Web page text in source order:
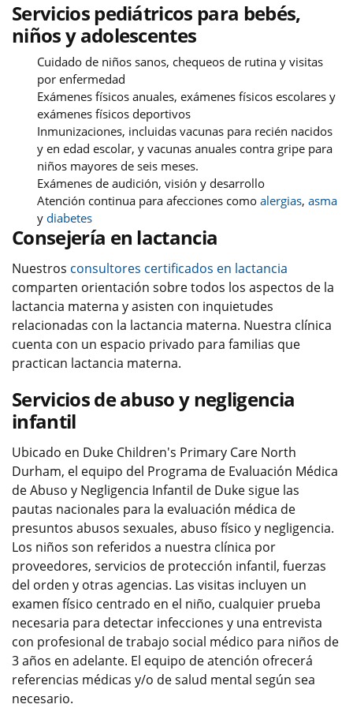
Servicios pediátricos para bebés,
niños y adolescentes
Cuidado de niños sanos, chequeos de rutina y visitas
por enfermedad
Exámenes físicos anuales, exámenes físicos escolares y
exámenes físicos deportivos
Inmunizaciones, incluidas vacunas para recién nacidos
y en edad escolar, y vacunas anuales contra gripe para
niños mayores de seis meses.
Exámenes de audición, visión y desarrollo
Atención continua para afecciones como alergias, asma
y diabetes
Consejería en lactancia
Nuestros consultores certificados en lactancia
comparten orientación sobre todos los aspectos de la
lactancia materna y asisten con inquietudes
relacionadas con la lactancia materna. Nuestra clínica
cuenta con un espacio privado para familias que
practican lactancia materna.
Servicios de abuso y negligencia
infantil
Ubicado en Duke Children's Primary Care North
Durham, el equipo del Programa de Evaluación Médica
de Abuso y Negligencia Infantil de Duke sigue las
pautas nacionales para la evaluación médica de
presuntos abusos sexuales, abuso físico y negligencia.
Los niños son referidos a nuestra clínica por
proveedores, servicios de protección infantil, fuerzas
del orden y otras agencias. Las visitas incluyen un
examen físico centrado en el niño, cualquier prueba
necesaria para detectar infecciones y una entrevista
con profesional de trabajo social médico para niños de
3 años en adelante. El equipo de atención ofrecerá
referencias médicas y/o de salud mental según sea
necesario.